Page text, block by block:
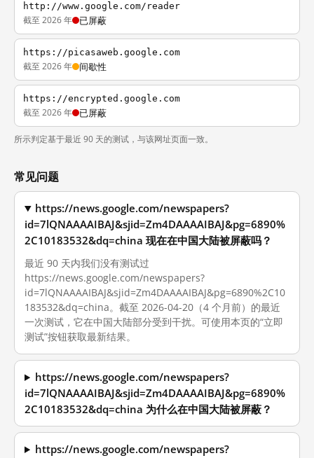
http://www.google.com/reader
截至 2026 年 已屏蔽
https://picasaweb.google.com
截至 2026 年 间歇性
https://encrypted.google.com
截至 2026 年 已屏蔽
所示判定基于最近 90 天的测试，与该网址页面一致。
常见问题
https://news.google.com/newspapers?
id=7lQNAAAAIBAJ&sjid=Zm4DAAAAIBAJ&pg=6890%
2C10183532&dq=china 现在在中国大陆被屏蔽吗？
最近 90 天内我们没有测试过
https://news.google.com/newspapers?
id=7lQNAAAAIBAJ&sjid=Zm4DAAAAIBAJ&pg=6890%2C10
183532&dq=china。截至 2026-04-20（4 个月前）的最近
一次测试，它在中国大陆部分受到干扰。可使用本页的“立即
测试”按钮获取最新结果。
https://news.google.com/newspapers?
id=7lQNAAAAIBAJ&sjid=Zm4DAAAAIBAJ&pg=6890%
2C10183532&dq=china 为什么在中国大陆被屏蔽？
https://news.google.com/newspapers?